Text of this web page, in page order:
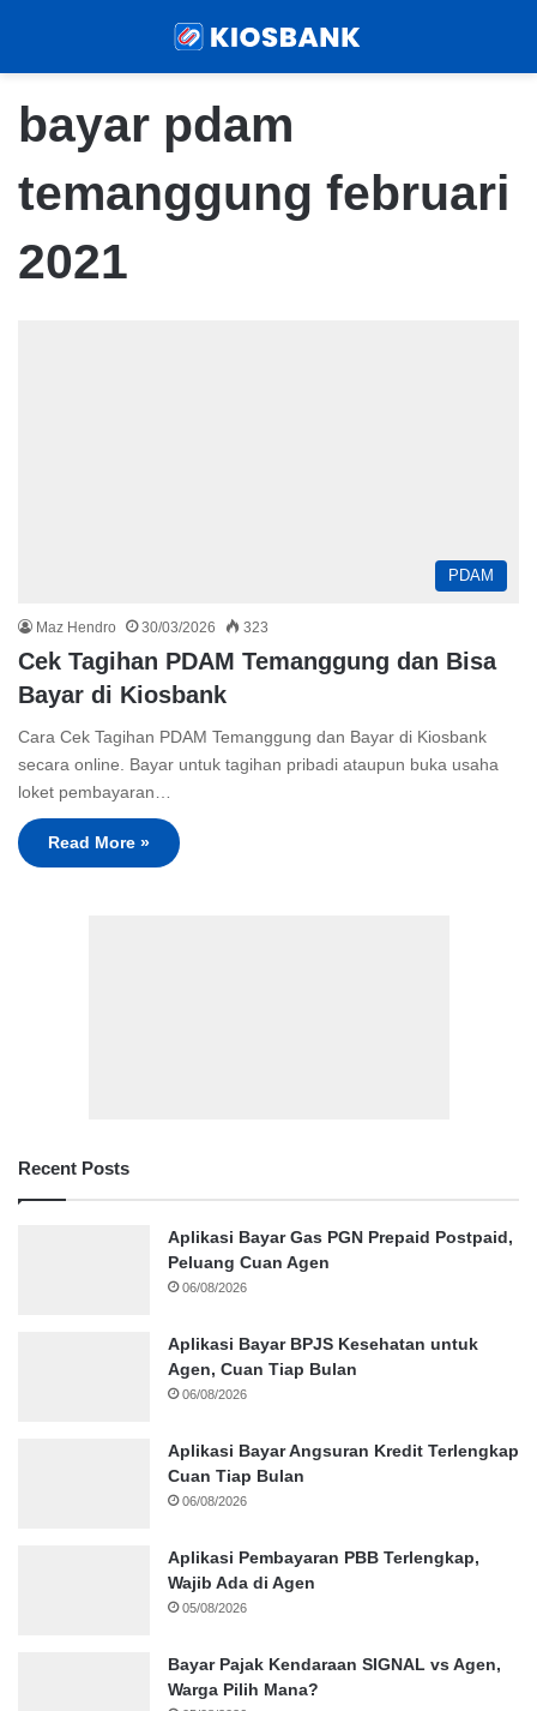
bayar pdam
temanggung februari
2021
PDAM
Maz Hendro 30/03/2026 323
Cek Tagihan PDAM Temanggung dan Bisa
Bayar di Kiosbank
Cara Cek Tagihan PDAM Temanggung dan Bayar di Kiosbank
secara online. Bayar untuk tagihan pribadi ataupun buka usaha
loket pembayaran…
Read More »
Recent Posts
Aplikasi Bayar Gas PGN Prepaid Postpaid,
Peluang Cuan Agen
06/08/2026
Aplikasi Bayar BPJS Kesehatan untuk
Agen, Cuan Tiap Bulan
06/08/2026
Aplikasi Bayar Angsuran Kredit Terlengkap
Cuan Tiap Bulan
06/08/2026
Aplikasi Pembayaran PBB Terlengkap,
Wajib Ada di Agen
05/08/2026
Bayar Pajak Kendaraan SIGNAL vs Agen,
Warga Pilih Mana?